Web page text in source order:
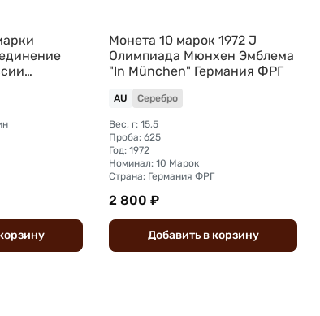
Монета 10 марок 1972 J
Олимпиада Мюнхен Эмблема
"In München" Германия ФРГ
AU Серебро
Вес, г: 15,5
Проба: 625
Год: 1972
Номинал: 10 Марок
Страна: Германия ФРГ
2 800 ₽
Добавить вкорзину